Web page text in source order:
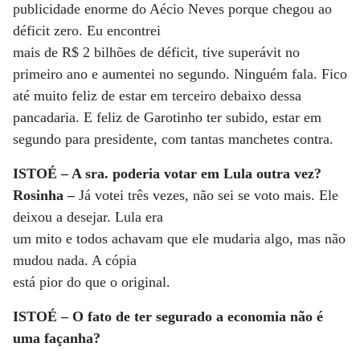
publicidade enorme do Aécio Neves porque chegou ao
déficit zero. Eu encontrei
mais de R$ 2 bilhões de déficit, tive superávit no
primeiro ano e aumentei no segundo. Ninguém fala. Fico
até muito feliz de estar em terceiro debaixo dessa
pancadaria. E feliz de Garotinho ter subido, estar em
segundo para presidente, com tantas manchetes contra.
ISTOÉ – A sra. poderia votar em Lula outra vez?
Rosinha –Já votei três vezes, não sei se voto mais. Ele
deixou a desejar. Lula era
um mito e todos achavam que ele mudaria algo, mas não
mudou nada. A cópia
está pior do que o original.
ISTOÉ – O fato de ter segurado a economia não é
uma façanha?